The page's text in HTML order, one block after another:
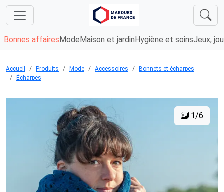
Bonnes affaires Mode Maison et jardin Hygiène et soinsJeux,
Accueil Produits Mode Accessoires
Bonnets et écharpes
Écharpes
1/6